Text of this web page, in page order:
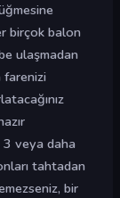
birçok balon
ulaşmadan
farenizi
3 veya daha
tahtadan
bir